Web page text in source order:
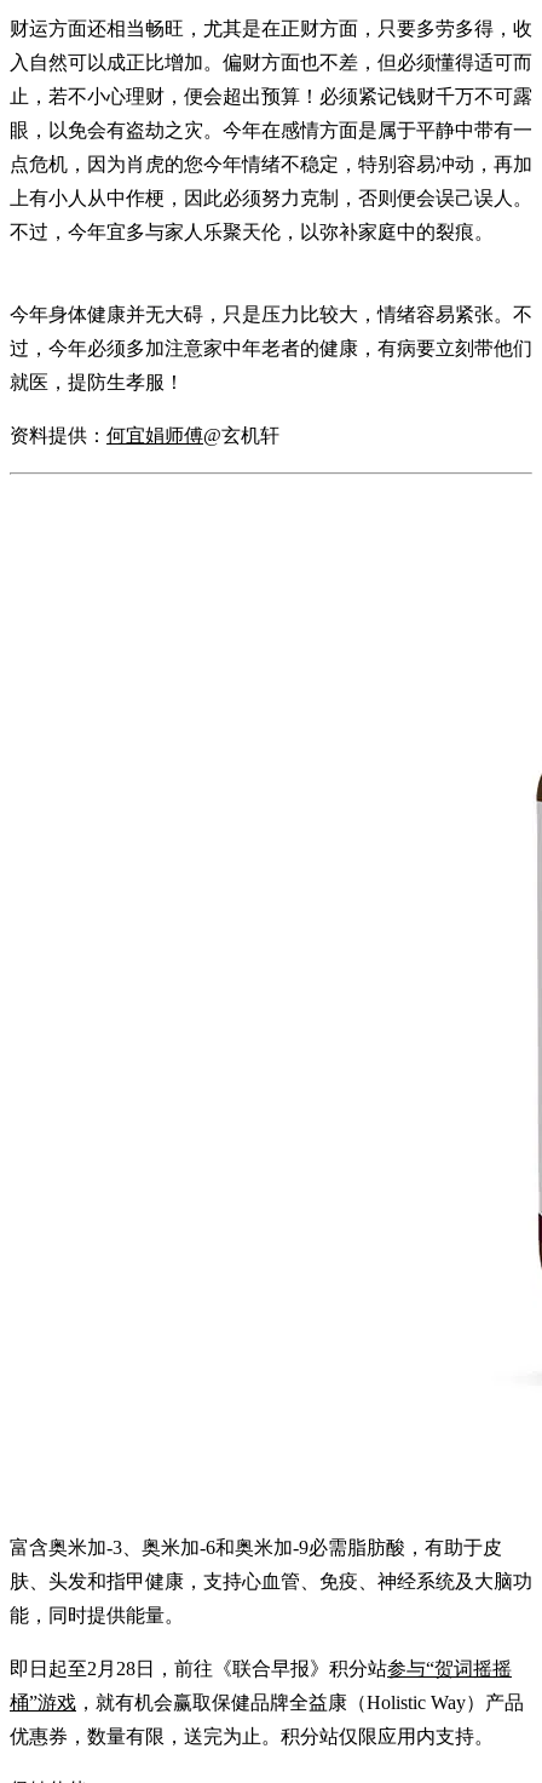
财运方面还相当畅旺，尤其是在正财方面，只要多劳多得，收
入自然可以成正比增加。偏财方面也不差，但必须懂得适可而
止，若不小心理财，便会超出预算！必须紧记钱财千万不可露
眼，以免会有盗劫之灾。今年在感情方面是属于平静中带有一
点危机，因为肖虎的您今年情绪不稳定，特别容易冲动，再加
上有小人从中作梗，因此必须努力克制，否则便会误己误人。
不过，今年宜多与家人乐聚天伦，以弥补家庭中的裂痕。
今年身体健康并无大碍，只是压力比较大，情绪容易紧张。不
过，今年必须多加注意家中年老者的健康，有病要立刻带他们
就医，提防生孝服！
资料提供： 何宜娟师傅@玄机轩
富含奥米加-3、奥米加-6和奥米加-9必需脂肪酸，有助于皮
肤、头发和指甲健康，支持心血管、免疫、神经系统及大脑功
能，同时提供能量。
即日起至2月28日，前往《联合早报》积分站参与“贺词摇摇
桶”游戏 ，就有机会赢取保健品牌全益康（Holistic Way）产品
优惠券，数量有限，送完为止。积分站仅限应用内支持。